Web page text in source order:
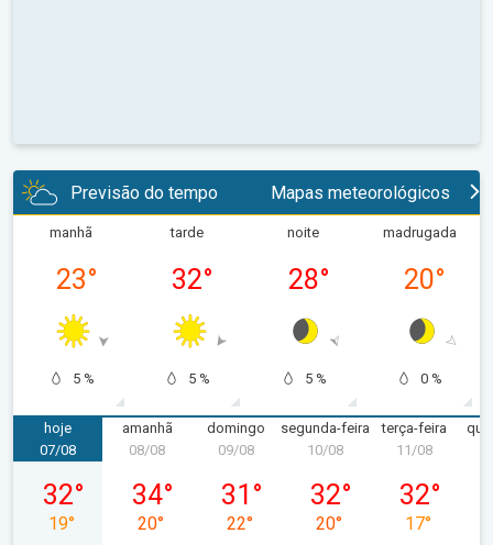
Previsão do tempo Mapas meteorológicos
manhã
23°
5 %
tarde
32°
5 %
noite
28°
5 %
madrugada
20°
0 %
hoje
sexta-feira, 07/08
07/08
32°
19°
amanhã
sábado, 08/08
08/08
34°
20°
domingo
domingo, 09/08
09/08
31 °
22°
segunda-feira
segunda-feira, 10/08
10/08
32°
20°
terça-feira
11/08
32°
17°